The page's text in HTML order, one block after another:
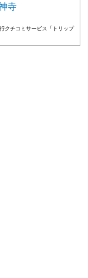
寺
クチコミサービス「トリップ